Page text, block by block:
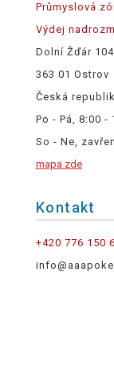
Průmyslová
Výdej
Dolní Žďár 104
363 01 Ostrov
Česká
Po - Pá, 8:00 -
So - Ne,
mapa zde
Kontakt
+420 776 150